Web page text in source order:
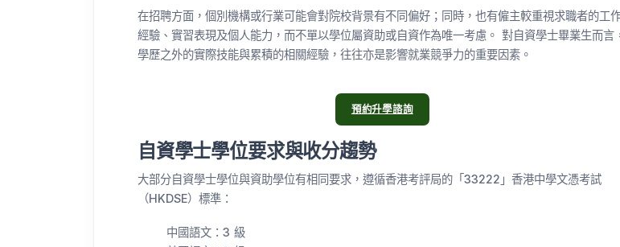
在招聘方面，個別機構或行業可能會對院校背景有不同偏好；同時，也有僱主較重視求職者的工
經驗、實習表現及個人能力，而不單以學位屬資助或自資作為唯一考慮。 對自資學士畢業生而言
學歷之外的實際技能與累積的相關經驗，往往亦是影響就業競爭力的重要因素。
預約升學諮詢
自資學士學位要求與收分趨勢
大部分自資學士學位與資助學位有相同要求，遵循香港考評局的「33222」香港中學文憑考試
（HKDSE）標準：
中國語文：3 級